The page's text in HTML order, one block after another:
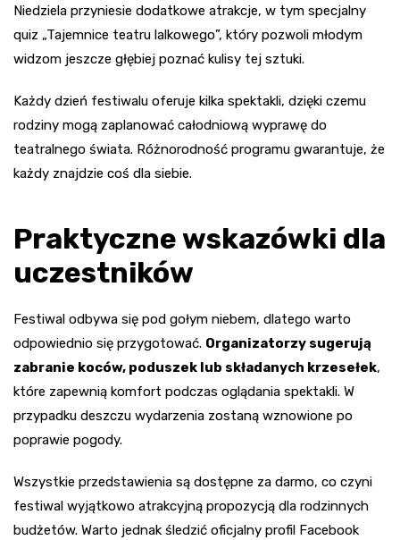
Niedziela przyniesie dodatkowe atrakcje, w tym specjalny
quiz „Tajemnice teatru lalkowego”, który pozwoli młodym
widzom jeszcze głębiej poznać kulisy tej sztuki.
Każdy dzień festiwalu oferuje kilka spektakli, dzięki czemu
rodziny mogą zaplanować całodniową wyprawę do
teatralnego świata. Różnorodność programu gwarantuje, że
każdy znajdzie coś dla siebie.
Praktyczne wskazówki dla
uczestników
Festiwal odbywa się pod gołym niebem, dlatego warto
odpowiednio się przygotować. Organizatorzy sugerują
zabranie koców, poduszek lub składanych krzesełek,
które zapewnią komfort podczas oglądania spektakli. W
przypadku deszczu wydarzenia zostaną wznowione po
poprawie pogody.
Wszystkie przedstawienia są dostępne za darmo, co czyni
festiwal wyjątkowo atrakcyjną propozycją dla rodzinnych
budżetów. Warto jednak śledzić oficjalny profil Facebook